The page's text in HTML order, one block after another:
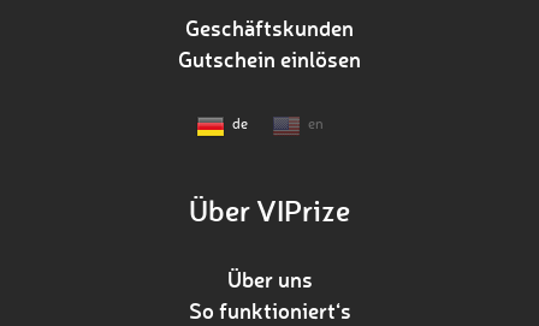
Geschäftskunden
Gutschein einlösen
de en
Über VIPrize
Über uns
So funktioniert‘s